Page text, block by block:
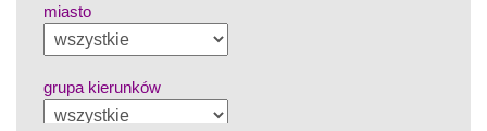
miasto
grupa kierunków